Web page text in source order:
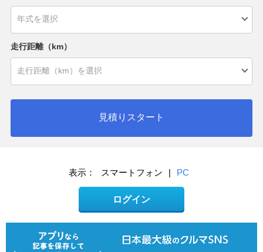
走行距離（km）
見積りスタート
表示： スマートフォン | PC
ログイン